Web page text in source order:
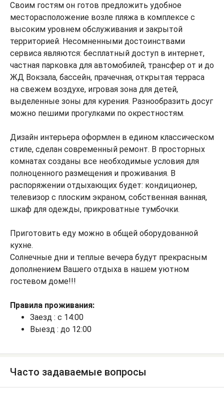
Своим гостям он готов предложить удобное
месторасположение возле пляжа в комплексе с
высоким уровнем обслуживания и закрытой
территорией. Несомненными достоинствами
сервиса являются: бесплатный доступ в интернет,
частная парковка для автомобилей, трансфер от и до
ЖД Вокзала, бассейн, прачечная, открытая терраса
на свежем воздухе, игровая зона для детей,
выделенные зоны для курения. Разнообразить досуг
можно пешими прогулками по окрестностям.
Дизайн интерьера оформлен в едином классическом
стиле, сделан современный ремонт. В просторных
комнатах созданы все необходимые условия для
полноценного размещения и проживания. В
распоряжении отдыхающих будет: кондиционер,
телевизор с плоским экраном, собственная ванная,
шкаф для одежды, прикроватные тумбочки.
Приготовить еду можно в общей оборудованной
кухне.
Солнечные дни и теплые вечера будут прекрасным
дополнением Вашего отдыха в нашем уютном
гостевом доме!!!
Правила проживания:
Заезд : с 14:00
Выезд : до 12:00
Часто задаваемые вопросы